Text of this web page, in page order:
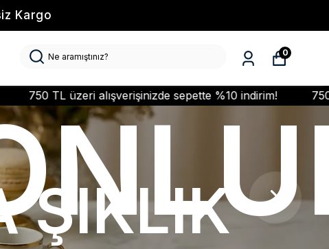
Kargo
0
sepette %10 indirim! 750 TL üzeri
ŞIKLIK